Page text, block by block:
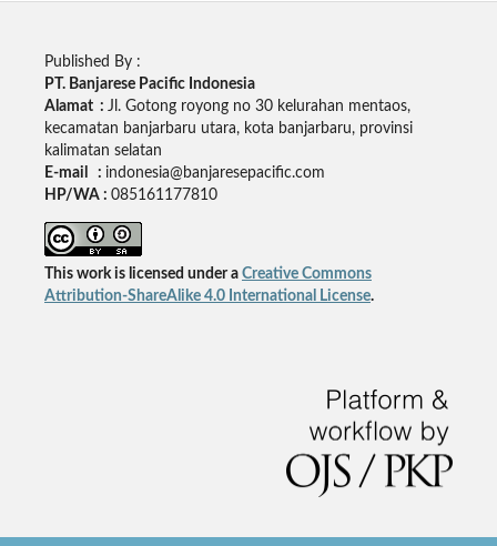
Published By :
PT. Banjarese Pacific Indonesia
Alamat : Jl. Gotong royong no 30 kelurahan mentaos,
kecamatan banjarbaru utara, kota banjarbaru, provinsi
kalimatan selatan
E-mail : indonesia@banjaresepacific.com
HP/WA : 085161177810
This work is licensed under a Creative Commons
Attribution-ShareAlike 4.0 International License.